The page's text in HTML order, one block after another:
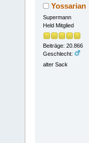
Yossarian
Supermann
Held Mitglied
Beiträge: 20.866
Geschlecht:
alter Sack